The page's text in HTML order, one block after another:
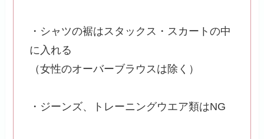
・シャツの裾はスタックス・スカートの中
に入れる
（女性のオーバーブラウスは除く）
・ジーンズ、トレーニングウエア類はNG